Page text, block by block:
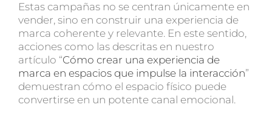
Estas campañas no se centran únicamente en
vender, sino en construir una experiencia de
marca coherente y relevante. En este sentido,
acciones como las descritas en nuestro
artículo “Cómo crear una experiencia de
marca en espacios que impulse la interacción”
demuestran cómo el espacio físico puede
convertirse en un potente canal emocional.